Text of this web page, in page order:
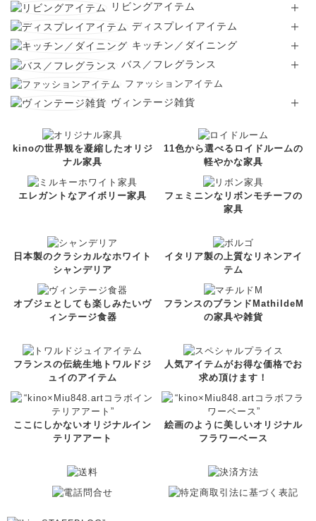
リビングアイテム
ディスプレイアイテム
キッチン／ダイニング
バス／フレグランス
ファッションアイテム
ヴィンテージ雑貨
kinoの世界観を凝縮したオリジ
ナル家具
11色から選べるロイドルームの
軽やかな家具
エレガントなアイボリー家具
フェミニンなリボンモチーフの
家具
日本製のクラシカルなホワイト
シャンデリア
イタリア製の上質なリネンアイ
テム
オブジェとしても楽しみたいヴ
ィンテージ食器
フランスのブランドMathildeM
の家具や雑貨
フランスの伝統生地トワルドジ
ュイのアイテム
人気アイテムがお得な価格でお
求め頂けます！
ここにしかないオリジナルイン
テリアアート
絵画のように美しいオリジナル
フラワーベース